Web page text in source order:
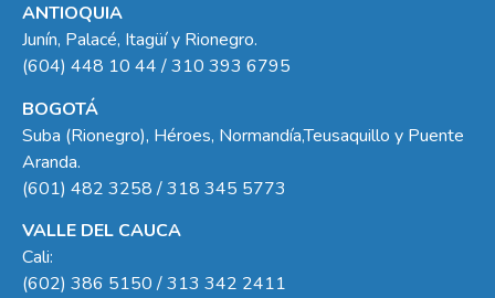
ANTIOQUIA
Junín, Palacé, Itagüí y Rionegro.
(604) 448 10 44 / 310 393 6795
BOGOTÁ
Suba (Rionegro), Héroes, Normandía,Teusaquillo y Puente
Aranda.
(601) 482 3258 / 318 345 5773
VALLE DEL CAUCA
Cali:
(602) 386 5150 / 313 342 2411